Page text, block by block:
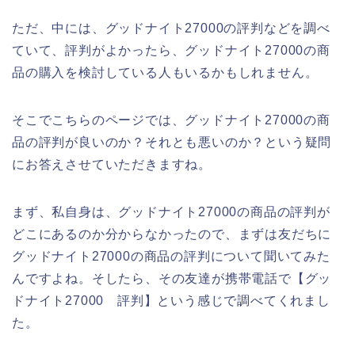
ただ、中には、グッドナイト27000の評判などを調べ
ていて、評判がよかったら、グッドナイト27000の商
品の購入を検討している人もいるかもしれません。
そこでこちらのページでは、グッドナイト27000の商
品の評判が良いのか？それとも悪いのか？という疑問
にお答えさせていただきますね。
まず、私自身は、グッドナイト27000の商品の評判が
どこにあるのか分からなかったので、まずは友だちに
グッドナイト27000の商品の評判について聞いてみた
んですよね。そしたら、その友達が携帯電話で【グッ
ドナイト27000 評判】という感じで調べてくれまし
た。